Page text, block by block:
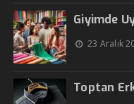
Giyimde
23 Aralık
Toptan